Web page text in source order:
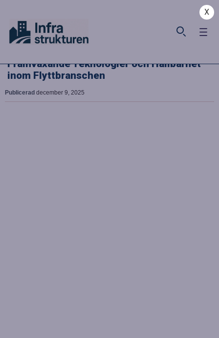
X
Framväxande Teknologier och Hållbarhet
inom Flyttbranschen
Publicerad december 9, 2025